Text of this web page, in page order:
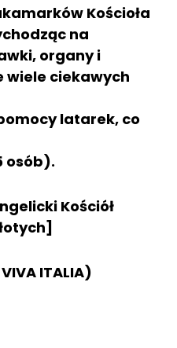
Kościoła
na
organy i
wiele ciekawych
latarek, co
osób).
Kościół
ITALIA)